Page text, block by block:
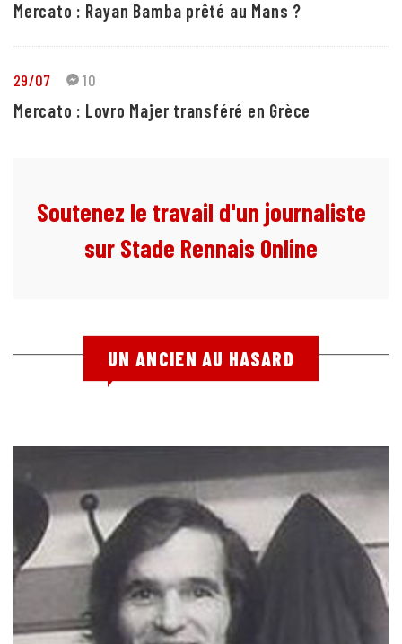
Mercato : Rayan Bamba prêté au Mans ?
29/07 10
Mercato : Lovro Majer transféré en Grèce
Soutenez le travail d'un journaliste
sur Stade Rennais Online
UN ANCIEN AU HASARD